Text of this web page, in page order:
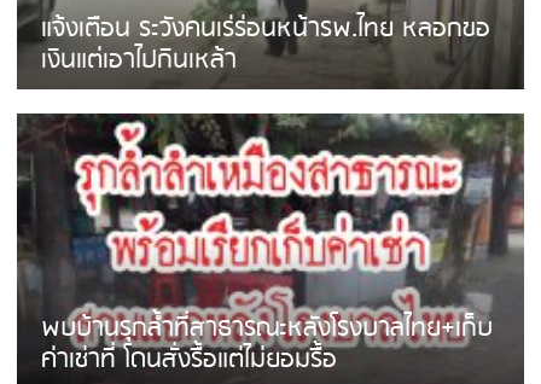
แจ้งเตือน ระวังคนเร่ร่อนหน้ารพ.ไทย หลอกขอ
เงินแต่เอาไปกินเหล้า
พบบ้านรุกล้ำที่สาธารณะหลังโรงบาลไทย+เก็บ
ค่าเช่าที่ โดนสั่งรื้อแต่ไม่ยอมรื้อ